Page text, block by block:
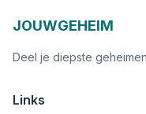
JOUWGEHEIM
Deel je diepste
Links